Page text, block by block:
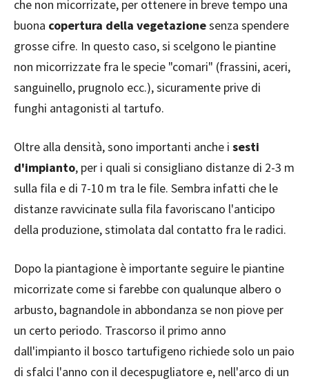
che non micorrizate, per ottenere in breve tempo una
buona copertura della vegetazionesenza spendere
grosse cifre. In questo caso, si scelgono le piantine
non micorrizzate fra le specie "comari" (frassini, aceri,
sanguinello, prugnolo ecc.), sicuramente prive di
funghi antagonisti al tartufo.
Oltre alla densità, sono importanti anche i sesti
d'impianto, per i quali si consigliano distanze di 2-3 m
sulla fila e di 7-10 m tra le file. Sembra infatti che le
distanze ravvicinate sulla fila favoriscano l'anticipo
della produzione, stimolata dal contatto fra le radici.
Dopo la piantagione è importante seguire le piantine
micorrizate come si farebbe con qualunque albero o
arbusto, bagnandole in abbondanza se non piove per
un certo periodo. Trascorso il primo anno
dall'impianto il bosco tartufigeno richiede solo un paio
di sfalci l'anno con il decespugliatore e, nell'arco di un